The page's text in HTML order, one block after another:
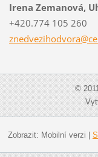
Irena Zemanová,
+420.774 105 260
znedvezihodvora@
©
Zobrazit: Mobilní verzi